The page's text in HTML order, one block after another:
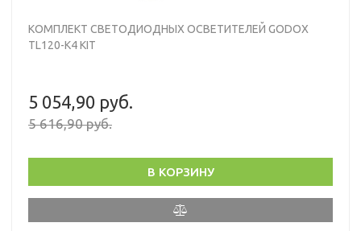
КОМПЛЕКТ СВЕТОДИОДНЫХ ОСВЕТИТЕЛЕЙ GODOX
TL120-K4 KIT
5 054,90 руб.
5 616,90 руб.
В КОРЗИНУ